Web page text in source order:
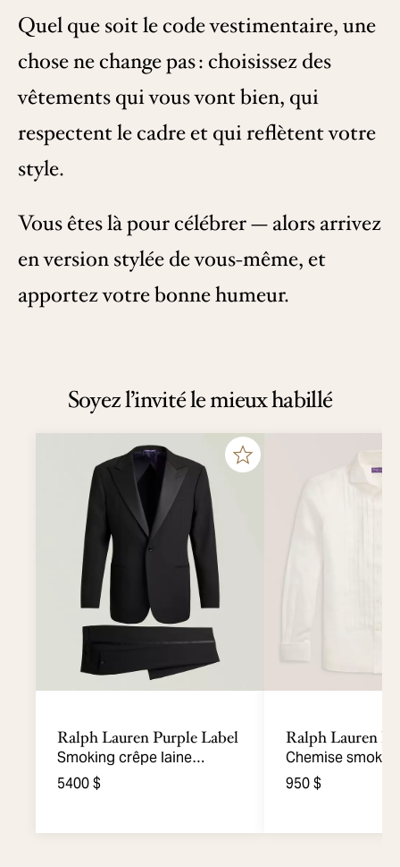
Quel que soit le code vestimentaire, une
chose ne change pas : choisissez des
vêtements qui vous vont bien, qui
respectent le cadre et qui reflètent votre
style.
Vous êtes là pour célébrer — alors arrivez
en version stylée de vous-même, et
apportez votre bonne humeur.
Soyez l’invité le mieux habillé
Ralph Lauren Purple Label
Smoking crêpe laine
bordure-satinée
5400 $
Ralph Lauren
Chemise
poignets
950 $